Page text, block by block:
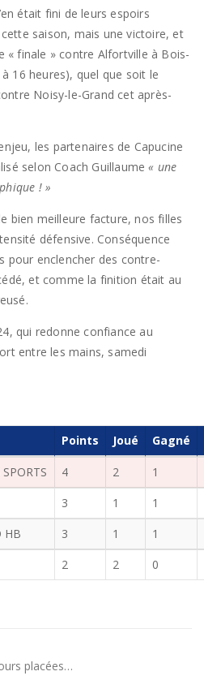
était fini de leurs espoirs
cette saison, mais une victoire, et
« finale » contre Alfortville à Bois-
16 heures), quel que soit le
Noisy-le-Grand cet après-
les partenaires de Capucine
selon Coach Guillaume« une
! »
bien meilleure facture, nos filles
défensive. Conséquence
pour enclencher des contre-
et comme la finition était au
qui redonne confiance au
entre les mains, samedi
Points Joué Gagné
4 2
1
3 1
1
HB 3 1
1
2 2 0
placées…